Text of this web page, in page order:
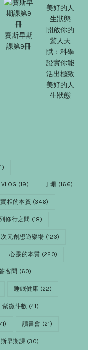
賽斯早期
課第9冊
開啟你的
驚人天
賦：科學
證實你能
活出極致
美好的人
生狀態
VLOG (19) 丁珊 (166)
相的本質(346)
修行之間 (18)
次元創想遊樂場 (123)
心靈的本質 (220)
客問 (60)
睡眠健康 (22)
紫微斗數 (41)
讀書會 (21)
早期課 (30)